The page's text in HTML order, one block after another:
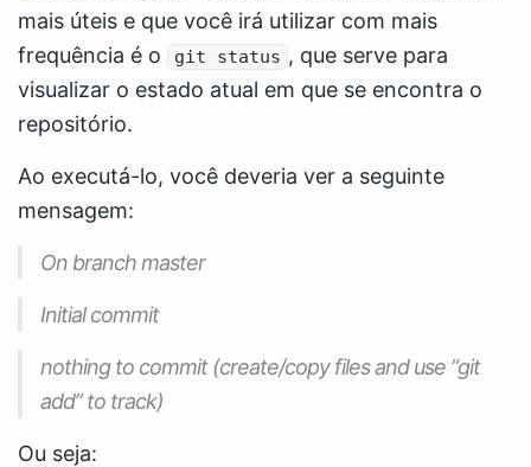
mais úteis e que você irá utilizar com mais
frequência é o
git status , que serve para
visualizar o estado atual em que se encontra o
repositório.
Ao executá-lo, você deveria ver a seguinte
mensagem:
On branch master
Initial commit
nothing to commit (create/copy files and use “git
add” to track)
Ou seja: